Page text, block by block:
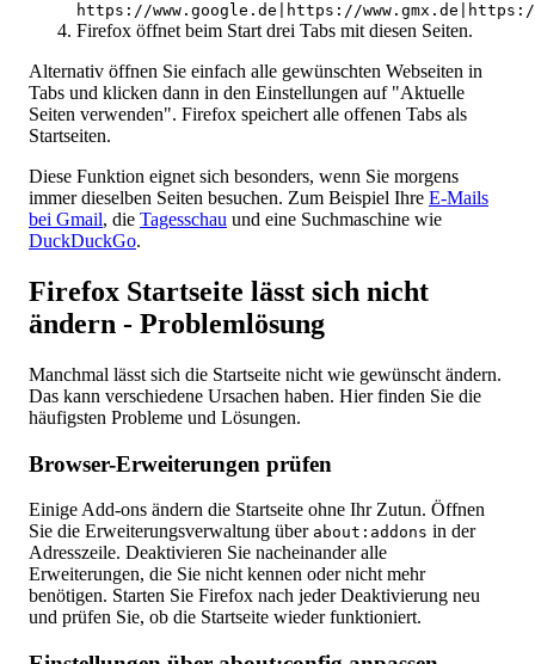
https://www.google.de|https://www.gmx.de|https://
Firefox öffnet beim Start drei Tabs mit diesen Seiten.
Alternativ öffnen Sie einfach alle gewünschten Webseiten in
Tabs und klicken dann in den Einstellungen auf "Aktuelle
Seiten verwenden". Firefox speichert alle offenen Tabs als
Startseiten.
Diese Funktion eignet sich besonders, wenn Sie morgens
immer dieselben Seiten besuchen. Zum Beispiel Ihre E-Mails
bei Gmail, die Tagesschau und eine Suchmaschine wie
DuckDuckGo.
Firefox Startseite lässt sich nicht
ändern - Problemlösung
Manchmal lässt sich die Startseite nicht wie gewünscht ändern.
Das kann verschiedene Ursachen haben. Hier finden Sie die
häufigsten Probleme und Lösungen.
Browser-Erweiterungen prüfen
Einige Add-ons ändern die Startseite ohne Ihr Zutun. Öffnen
Sie die Erweiterungsverwaltung über about:addons in der
Adresszeile. Deaktivieren Sie nacheinander alle
Erweiterungen, die Sie nicht kennen oder nicht mehr
benötigen. Starten Sie Firefox nach jeder Deaktivierung neu
und prüfen Sie, ob die Startseite wieder funktioniert.